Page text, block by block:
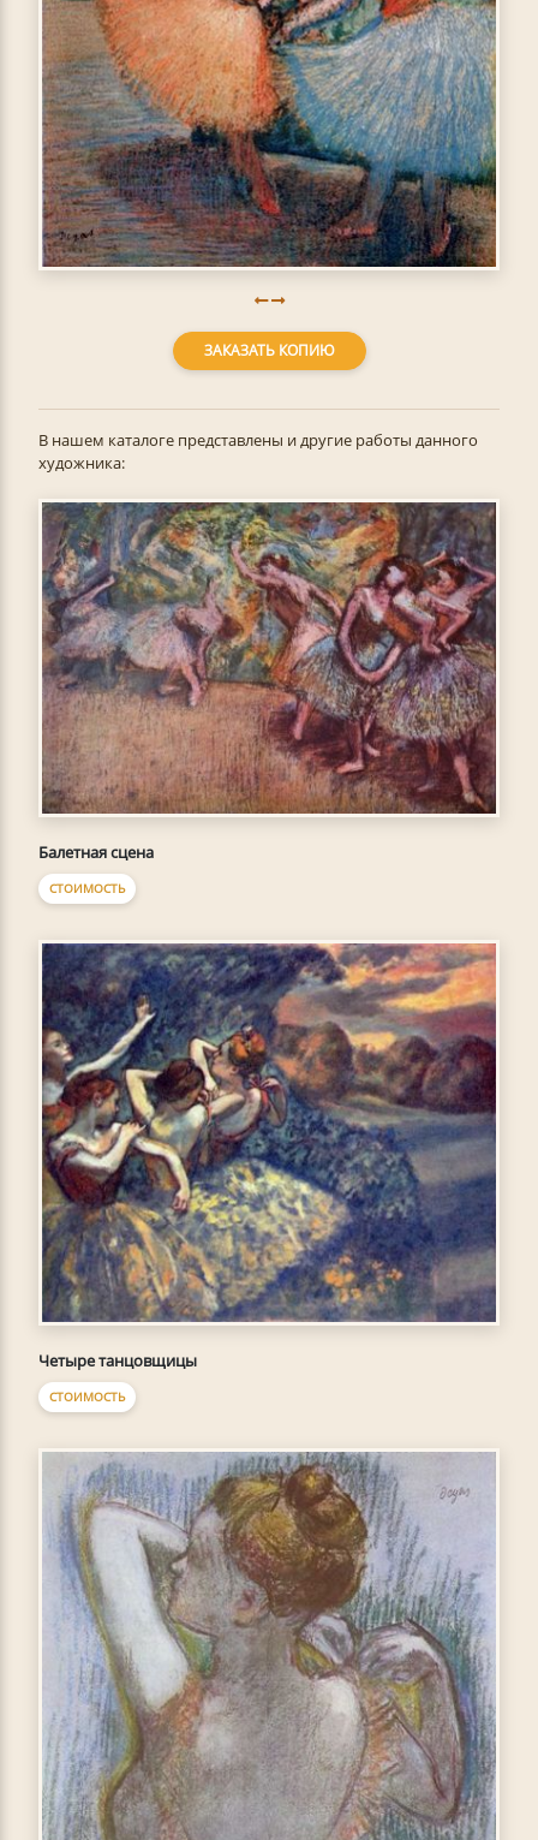
ЗАКАЗАТЬ КОПИЮ
В нашем каталоге представлены и другие работы данного
художника:
Балетная сцена
СТОИМОСТЬ
Четыре танцовщицы
СТОИМОСТЬ